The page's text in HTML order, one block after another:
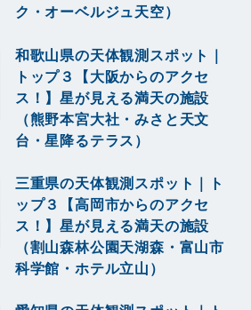
ク・オーベルジュ天空）
和歌山県の天体観測スポット｜
トップ３【大阪からのアクセ
ス！】星が見える満天の施設
（熊野本宮大社・みさと天文
台・星降るテラス）
三重県の天体観測スポット｜ト
ップ３【高岡市からのアクセ
ス！】星が見える満天の施設
（割山森林公園天湖森・富山市
科学館・ホテル立山）